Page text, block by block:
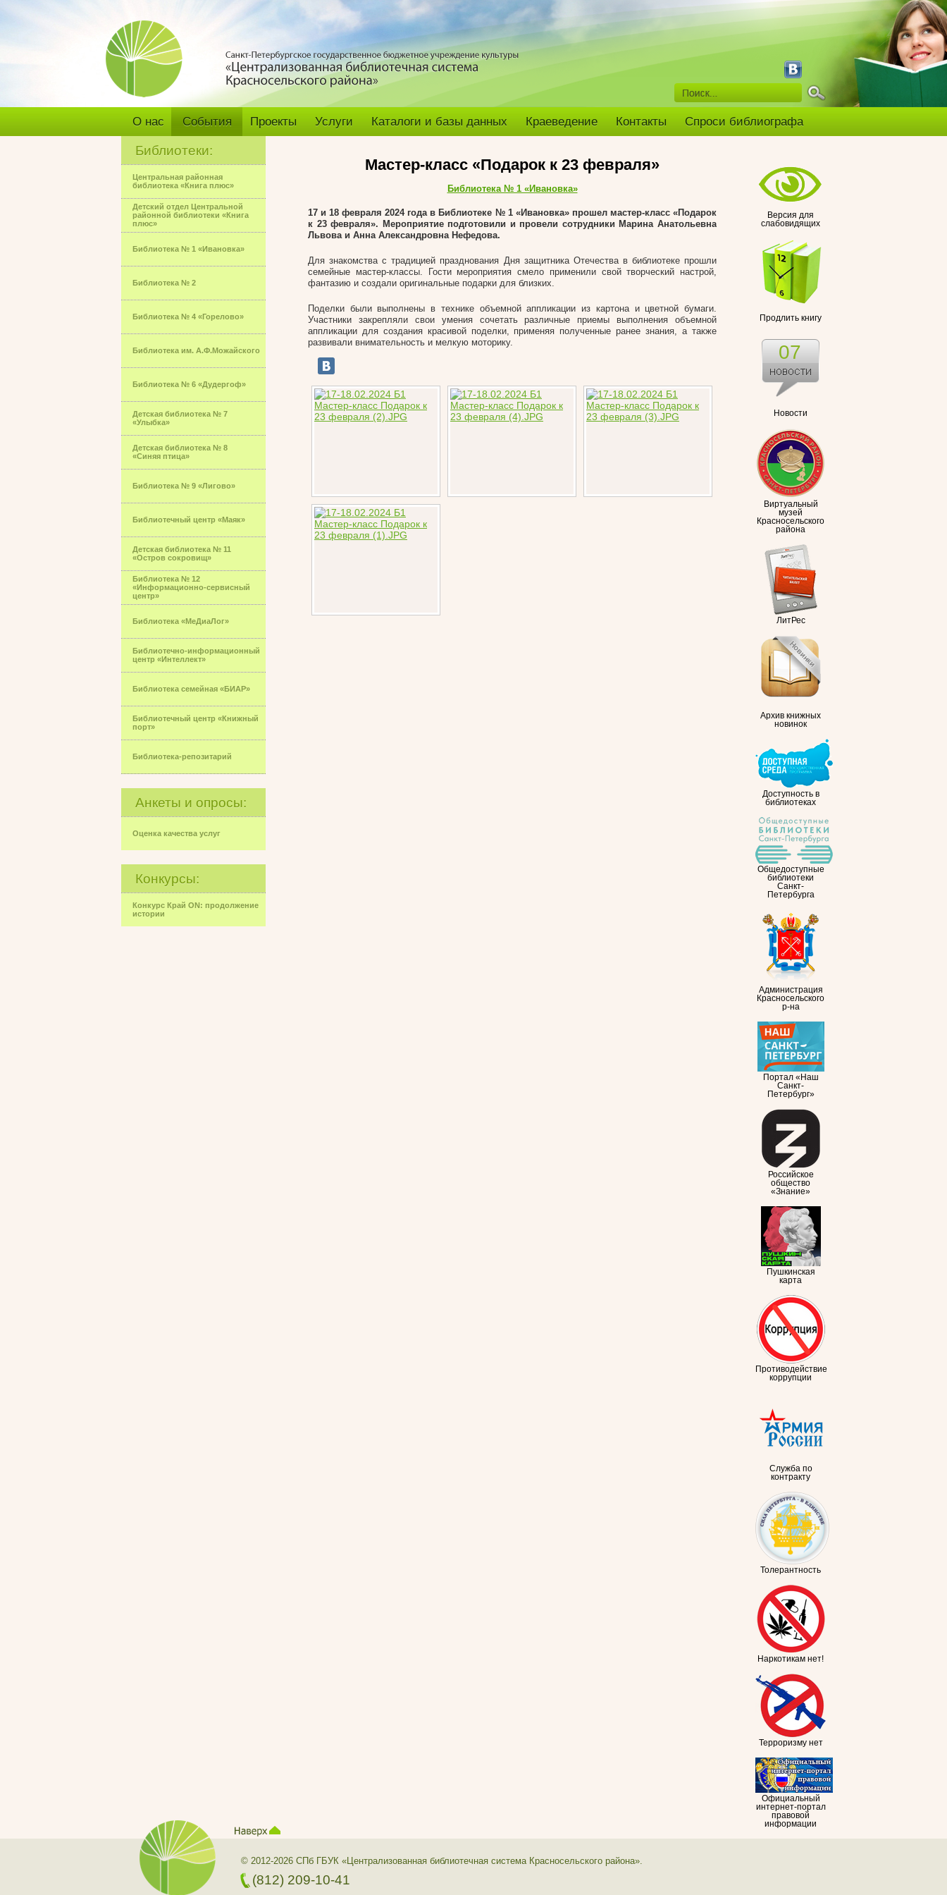
О нас События Проекты Услуги Каталоги и базы данных Краеведение Контакты Спроси библиографа
Библиотеки:
Центральная районная
библиотека «Книга плюс»
Детский отдел Центральной
районной библиотеки «Книга
плюс»
Библиотека № 1 «Ивановка»
Библиотека № 2
Библиотека № 4 «Горелово»
Библиотека им. А.Ф.Можайского
Библиотека № 6 «Дудергоф»
Детская библиотека № 7
«Улыбка»
Детская библиотека № 8
«Синяя птица»
Библиотека № 9 «Лигово»
Библиотечный центр «Маяк»
Детская библиотека № 11
«Остров сокровищ»
Библиотека № 12
«Информационно-сервисный
центр»
Библиотека «МеДиаЛог»
Библиотечно-информационный
центр «Интеллект»
Библиотека семейная «БИАР»
Библиотечный центр «Книжный
порт»
Библиотека-репозитарий
Анкеты и опросы:
Оценка качества услуг
Конкурсы:
Конкурс Край ON: продолжение
истории
Версия для
слабовидящих
Продлить книгу
Новости
07
Виртуальный
музей
Красносельского
района
ЛитРес
Архив книжных
новинок
Доступность в
библиотеках
Общедоступные
библиотеки
Санкт-
Петербурга
Администрация
Красносельского
р-на
Портал «Наш
Санкт-
Петербург»
Российское
общество
«Знание»
Пушкинская
карта
Противодействие
коррупции
Служба по
контракту
Толерантность
Наркотикам нет!
Терроризму нет
Официальный
интернет-портал
правовой
информации
Мастер-класс «Подарок к 23 февраля»
Библиотека № 1 «Ивановка»
17 и 18 февраля 2024 года в Библиотеке № 1 «Ивановка» прошел мастер-класс «Подарок
к 23 февраля». Мероприятие подготовили и провели сотрудники Марина Анатольевна
Львова и Анна Александровна Нефедова.
Для знакомства с традицией празднования Дня защитника Отечества в библиотеке прошли
семейные мастер-классы. Гости мероприятия смело применили свой творческий настрой,
фантазию и создали оригинальные подарки для близких.
Поделки были выполнены в технике объемной аппликации из картона и цветной бумаги.
Участники закрепляли свои умения сочетать различные приемы выполнения объемной
аппликации для создания красивой поделки, применяя полученные ранее знания, а также
развивали внимательность и мелкую моторику.
© 2012-2026 СПб ГБУК «Централизованная библиотечная система Красносельского района».
(812) 209-10-41